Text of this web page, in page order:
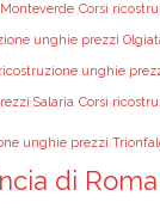
Corsi
unghie prezzi
unghie
Salaria Corsi
unghie prezzi
di Roma